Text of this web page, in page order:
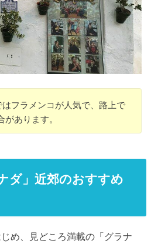
フラメンコが人気で、路上で
があります。
ダ」近郊のおすすめ
め、見どころ満載の「グラナ